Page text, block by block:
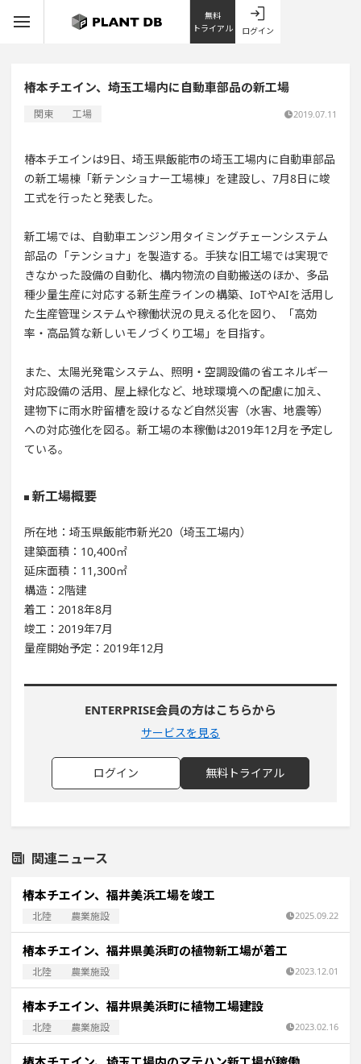
無料
トライアル
ログイン
椿本チエイン、埼玉工場内に自動車部品の新工場
関東 工場 2019.07.11
椿本チエインは9日、埼玉県飯能市の埼玉工場内に自動車部品
の新工場棟「新テンショナー工場棟」を建設し、7月8日に竣
工式を行ったと発表した。
新工場では、自動車エンジン用タイミングチェーンシステム
部品の「テンショナ」を製造する。手狭な旧工場では実現で
きなかった設備の自動化、構内物流の自動搬送のほか、多品
種少量生産に対応する新生産ラインの構築、IoTやAIを活用し
た生産管理システムや稼働状況の見える化を図り、「高効
率・高品質な新しいモノづくり工場」を目指す。
また、太陽光発電システム、照明・空調設備の省エネルギー
対応設備の活用、屋上緑化など、地球環境への配慮に加え、
建物下に雨水貯留槽を設けるなど自然災害（水害、地震等）
への対応強化を図る。新工場の本稼働は2019年12月を予定し
ている。
新工場概要
所在地：埼玉県飯能市新光20（埼玉工場内）
建築面積：10,400㎡
延床面積：11,300㎡
構造：2階建
着工：2018年8月
竣工：2019年7月
量産開始予定：2019年12月
ENTERPRISE会員の方はこちらから
サービスを見る
ログイン 無料トライアル
関連ニュース
椿本チエイン、福井美浜工場を竣工
北陸 農業施設 2025.09.22
椿本チエイン、福井県美浜町の植物新工場が着工
北陸 農業施設 2023.12.01
椿本チエイン、福井県美浜町に植物工場建設
北陸 農業施設 2023.02.16